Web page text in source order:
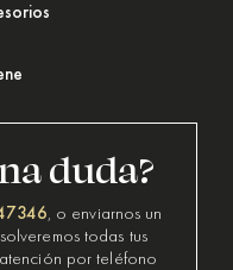
duda?
, o enviarnos un
todas tus
por teléfono